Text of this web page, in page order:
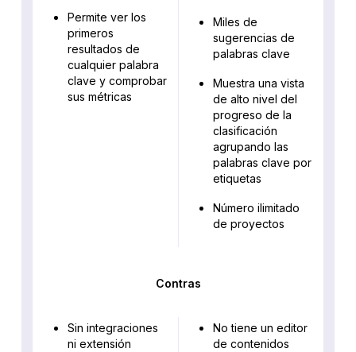
Permite ver los
primeros
resultados de
cualquier palabra
clave y comprobar
sus métricas
Miles de
sugerencias de
palabras clave
Muestra una vista
de alto nivel del
progreso de la
clasificación
agrupando las
palabras clave por
etiquetas
Número ilimitado
de proyectos
Contras
Sin integraciones
ni extensión
No tiene un editor
de contenidos